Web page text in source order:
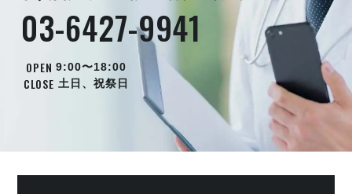
03-6427-9941
OPEN 9:00〜18:00
CLOSE 土日、祝祭日